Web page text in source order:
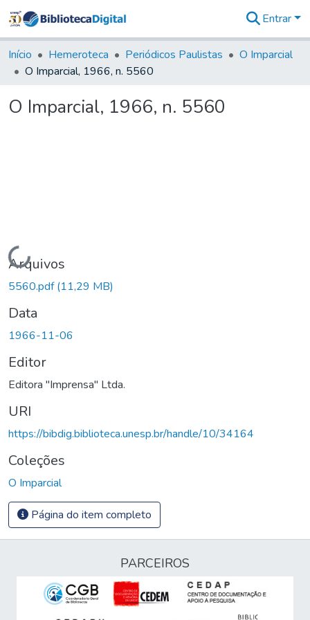
&
Coleções
Tudo na
Digital
Entrar
Início Hemeroteca Periódicos Paulistas
O Imparcial
O Imparcial, 1966, n. 5560
O Imparcial, 1966, n. 5560
Carregando...
Arquivos
5560.pdf(11,29 MB)
Data
1966-11-06
Editor
Editora "Imprensa" Ltda.
URI
https://bibdig.biblioteca.unesp.br/handle/10/34164
Coleções
O Imparcial
Página do item completo
PARCEIROS